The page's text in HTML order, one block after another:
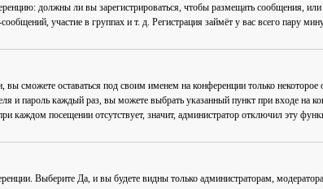
должны ли вы зарегистрироваться, чтобы размещать сообщения,
участие в группах и т. д. Регистрация займёт у вас всего пару
, вы сможете оставаться под своим именем на конференции только
и пароль каждый раз, вы можете выбрать указанный пункт при входе на
каждом посещении отсутствует, значит, администратор отключил эту
. Выберите Да, и вы будете видны только администраторам,